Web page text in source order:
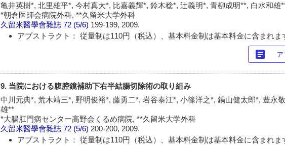
亀井英樹*, 北里雄平*, 今村真大*, 比嘉義輝*, 鈴木稔*, 辻義明*, 青柳成明**, 白水和雄
*朝倉医師会病院外科, **久留米大学外科
久留米醫學會雜誌 72 (5/6) 199-199, 2009.
アブストラクト： 従量制は110円（税込）、基本料金制は基本料金に含まれま
article
9. 当院における腹腔鏡補助下右半結腸切除術の取り組み
中川元典*, 荒木靖三*, 野明俊裕*, 藤勇二*, 岩谷泰江*, 小篠洋之*, 鍋山健太郎*, 豊永
雄**
*大腸肛門病センター高野会くるめ病院, **久留米大学外科
久留米醫學會雜誌 72 (5/6) 200-200, 2009.
アブストラクト： 従量制は110円（税込）、基本料金制は基本料金に含まれま